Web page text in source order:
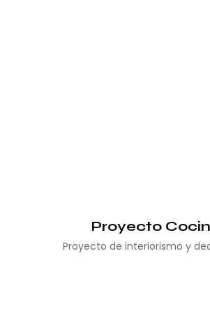
Proyecto
Proyecto de interiorismo y